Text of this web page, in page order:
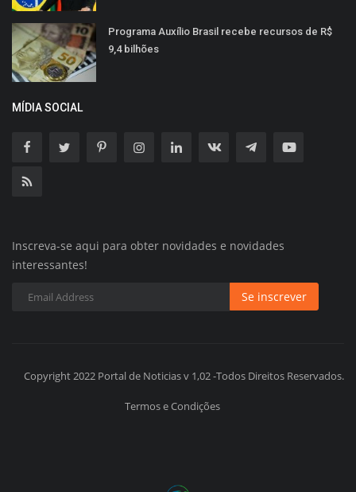
Programa Auxílio Brasil recebe recursos de R$
9,4 bilhões
MÍDIA SOCIAL
Inscreva-se aqui para obter novidades e novidades
interessantes!
Se inscrever
Copyright 2022 Portal de Noticias v 1,02 -Todos Direitos Reservados.
Termos e Condições